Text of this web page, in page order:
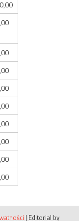
| Editorial by